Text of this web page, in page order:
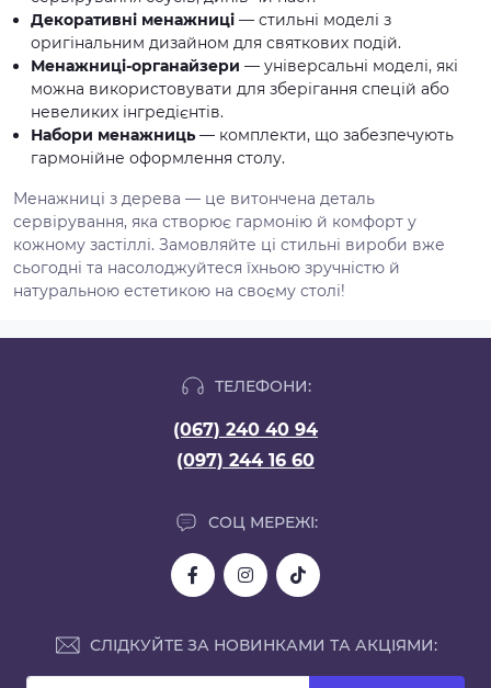
Декоративні менажниці — стильні моделі з
оригінальним дизайном для святкових подій.
Менажниці-органайзери — універсальні моделі, які
можна використовувати для зберігання спецій або
невеликих інгредієнтів.
Набори менажниць — комплекти, що забезпечують
гармонійне оформлення столу.
Менажниці з дерева — це витончена деталь
сервірування, яка створює гармонію й комфорт у
кожному застіллі. Замовляйте ці стильні вироби вже
сьогодні та насолоджуйтеся їхньою зручністю й
натуральною естетикою на своєму столі!
ТЕЛЕФОНИ:
(067) 240 40 94
(097) 244 16 60
СОЦ МЕРЕЖІ:
СЛІДКУЙТЕ ЗА НОВИНКАМИ ТА АКЦІЯМИ: